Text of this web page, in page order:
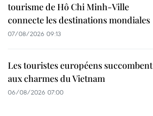
tourisme de Hô Chi Minh-Ville
connecte les destinations mondiales
07/08/2026 09:13
Les touristes européens succombent
aux charmes du Vietnam
06/08/2026 07:00